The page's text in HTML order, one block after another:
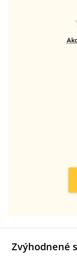
Zvýhodnené